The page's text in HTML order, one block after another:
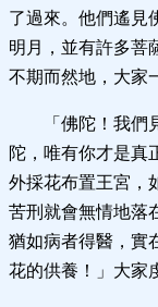
了過來。他們遙見
明月，並有許多菩
不期而然地，大家
「佛陀！我
陀，唯有你才是真
外採花布置王宮，
苦刑就會無情地落
猶如病者得醫，實
花的供養！」大家